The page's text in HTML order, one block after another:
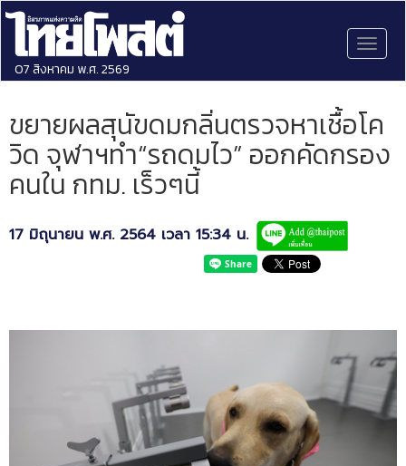
07 สิงหาคม พ.ศ. 2569
ขยายผลสุนัขดมกลิ่นตรวจหาเชื้อโค
วิด จุฬาฯทำ“รถดมไว” ออกคัดกรอง
คนใน กทม. เร็วๆนี้
17 มิถุนายน พ.ศ. 2564 เวลา 15:34 น.